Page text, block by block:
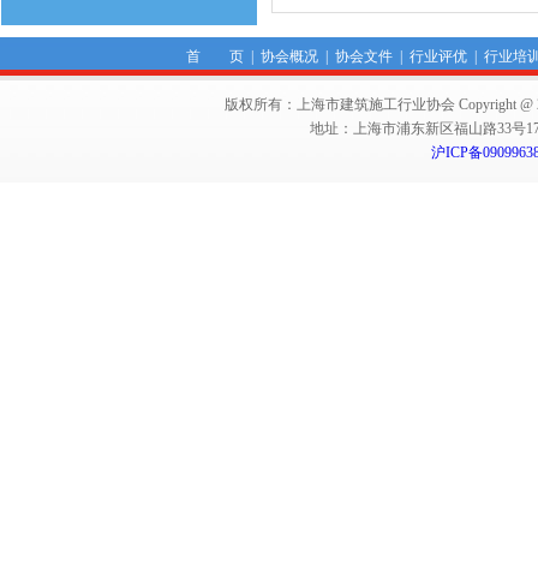
首 页| 协会概况| 协会文件| 行业评优| 行业培
版权所有：上海市建筑施工行业协会 Copyright @
地址：上海市浦东新区福山路33号
沪ICP备